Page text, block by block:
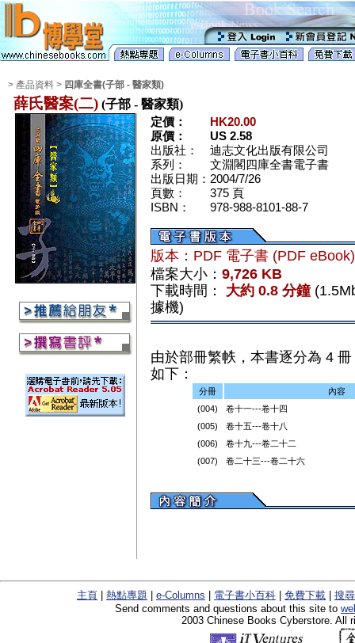
> 產品資料 > 四庫全書(子部 - 醫家類)
薛氏醫案(二) (子部 - 醫家類)
定價：
HK20.00
原價：
US 2.58
出版社：
迪志文化出版有限公司
系列：
文淵閣四庫全書電子書
出版日期： 2004/7/26
頁數：
375 頁
ISBN：
978-988-8101-88-7
版本：PDF 電子書 (PDF
檔案大小： 9,726 KB
下載時間：
大約 0.8 分鐘
據機)
由於部冊繁帙，本書逐分為 4
如下：
分冊
內容
(004)
卷十一---卷十四
(005)
卷十五---卷十八
(006)
卷十九---卷二十二
(007)
卷二十三---卷二十六
主頁 熱點專題 e-Columns 電子書小百科 免費下載
搜
Send comments and questions about this site to
2003 Chinese Books Cyberstore. All